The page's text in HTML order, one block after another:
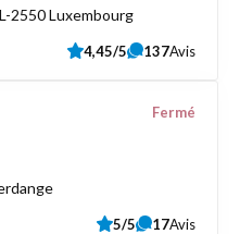
2550 Luxembourg
4,45/5 137Avis
Fermé
5/5 17Avis